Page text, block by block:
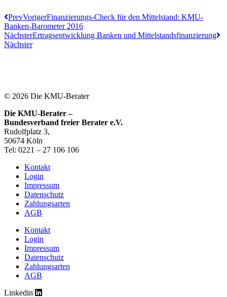
PrevVorigerFinanzierungs-Check für den Mittelstand: KMU-
Banken-Barometer 2016
NächsterErtragsentwicklung Banken und Mittelstandsfinanzierung
Nächster
© 2026 Die KMU-Berater
Die KMU-Berater –
Bundesverband freier Berater e.V.
Rudolfplatz 3,
50674 Köln
Tel: 0221 – 27 106 106
Kontakt
Login
Impressum
Datenschutz
Zahlungsarten
AGB
Kontakt
Login
Impressum
Datenschutz
Zahlungsarten
AGB
Linkedin